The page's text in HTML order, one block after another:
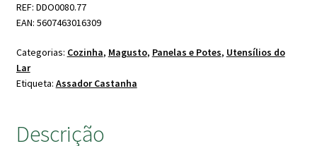
Tacho
REF: DDO0080.77
EAN: 5607463016309
Categorias: Cozinha, Magusto, Panelas e Potes, Utensílios do
Lar
Etiqueta: Assador Castanha
Descrição